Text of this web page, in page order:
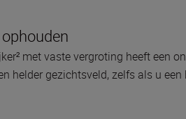
met vaste vergroting heeft een
helder gezichtsveld, zelfs als u een